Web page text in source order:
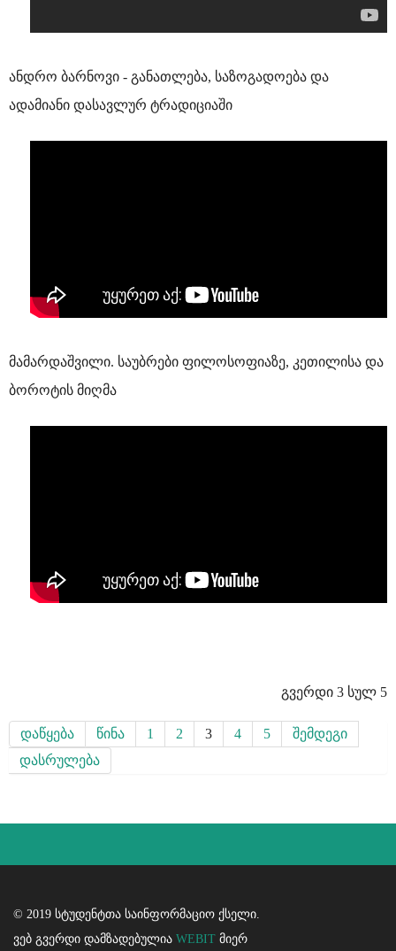
ანდრო ბარნოვი - განათლება, საზოგადოება და
ადამიანი დასავლურ ტრადიციაში
მამარდაშვილი. საუბრები ფილოსოფიაზე, კეთილისა და
ბოროტის მიღმა
გვერდი 3 სულ 5
დაწყება წინა 1 2 3 4 5
შემდეგი
დასრულება
© 2019 სტუდენტთა საინფორმაციო ქსელი.
ვებ გვერდი დამზადებულია WEBIT მიერ